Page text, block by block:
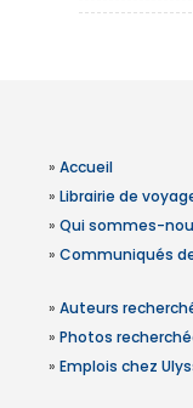
» Accueil
» Librairie de
» Qui sommes-
» Communiqués
» Auteurs
» Photos
» Emplois chez